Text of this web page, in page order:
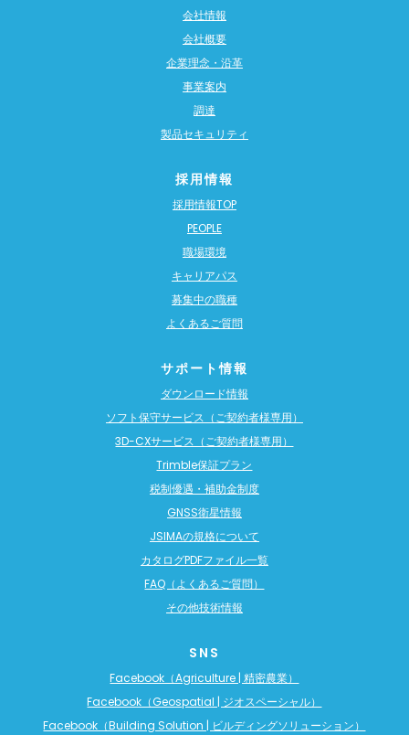
会社情報
会社概要
企業理念・沿革
事業案内
調達
製品セキュリティ
採用情報
採用情報TOP
PEOPLE
職場環境
キャリアパス
募集中の職種
よくあるご質問
サポート情報
ダウンロード情報
ソフト保守サービス（ご契約者様専用）
3D-CXサービス（ご契約者様専用）
Trimble保証プラン
税制優遇・補助金制度
GNSS衛星情報
JSIMAの規格について
カタログPDFファイル一覧
FAQ（よくあるご質問）
その他技術情報
SNS
Facebook（Agriculture | 精密農業）
Facebook（Geospatial | ジオスペーシャル）
Facebook（Building Solution | ビルディングソリューション）